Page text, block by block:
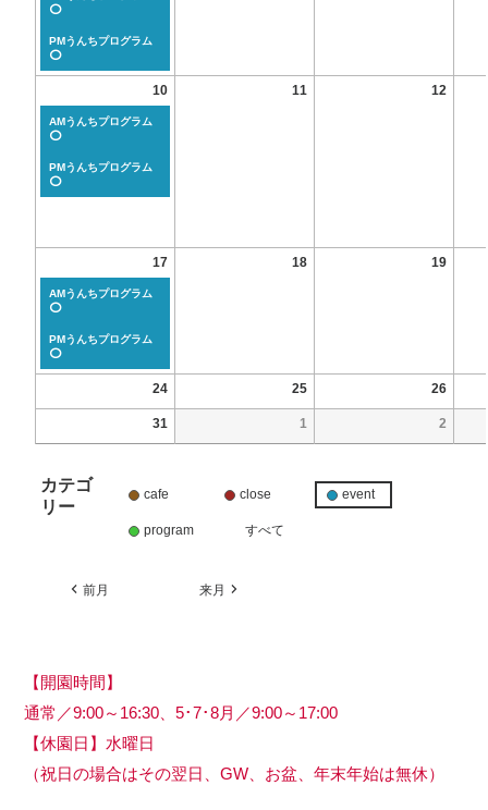
⭕
PMうんちプログラム
⭕
10
AMうんちプログラム
⭕
PMうんちプログラム
⭕
11 12
17
AMうんちプログラム
⭕
PMうんちプログラム
⭕
18 19
24 25 26
31 1 2
カテゴ
リー
cafe close event
program すべて
前月 来月
【開園時間】
通常／9:00～16:30、5･7･8月／9:00～17:00
【休園日】水曜日
（祝日の場合はその翌日、GW、お盆、年末年始は無休）